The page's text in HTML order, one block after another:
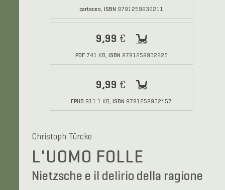
cartaceo, ISBN 9791259932211
9,99 €
PDF741 KB, ISBN 9791259932228
9,99 €
EPUB 911.1 KB, ISBN 9791259932457
Christoph Türcke
L'UOMO FOLLE
Nietzsche e il delirio della ragione